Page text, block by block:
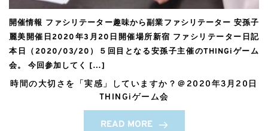
開催情報 ファシリテーター趣味から副業ファシリテーター 安孫子
麗美開催日2020年3月20日開催場所新宿 ファシリテーター日記
本日（2020/03/20）５回目となる安孫子主催のTHINGiゲーム
会。 今回参加してく […]
時間の大切さを「実感」していますか？＠2020年3月20日
THINGiゲーム会
READ MORE